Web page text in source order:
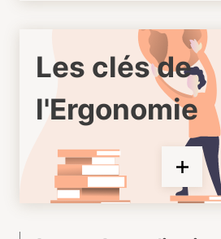
Les clés de
l'Ergonomie